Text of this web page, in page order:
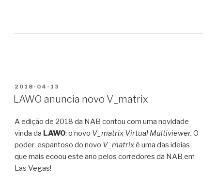
PUBLICADO
EM
2018-04-13
LAWO anuncia novo V_matrix
A edição de 2018 da NAB contou com uma novidade
vinda da LAWO: o novo V_matrix Virtual Multiviewer. O
poder espantoso do novo V_matrixé uma das ideias
que mais ecoou este ano pelos corredores da NAB em
Las Vegas!